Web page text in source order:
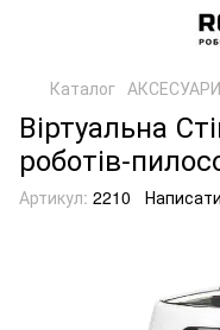
Каталог АКСЕСУАРИ
Віртуальна
роботів-
Артикул: 2210